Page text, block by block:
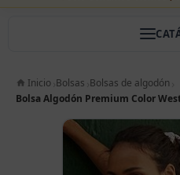
Inicio Bolsas Bolsas de algodón
Bolsa Algodón Premium Color